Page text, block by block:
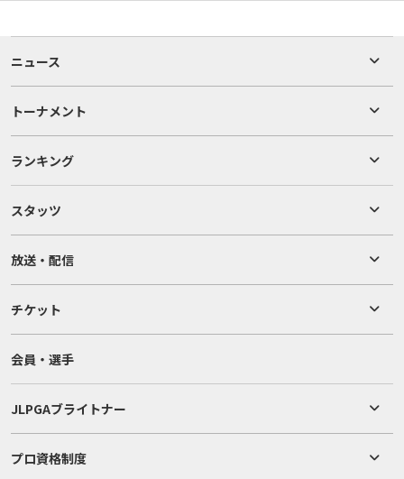
ニュース
トーナメント
ランキング
スタッツ
放送・配信
チケット
会員・選手
JLPGAブライトナー
プロ資格制度